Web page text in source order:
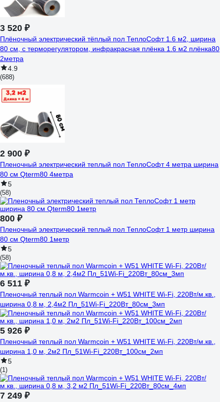
3 520 ₽
Плёночный электрический тёплый пол ТеплоСофт 1.6 м2, ширина
80 см, с терморегулятором, инфракрасная плёнка 1.6 м2 плёнка80
2метра
4.9
(688)
2 900 ₽
Пленочный электрический теплый пол ТеплоСофт 4 метра ширина
80 см Qterm80 4метра
5
(58)
800 ₽
Пленочный электрический теплый пол ТеплоСофт 1 метр ширина
80 см Qterm80 1метр
5
(58)
6 511 ₽
Пленочный теплый пол Warmcoin + W51 WHITE Wi-Fi, 220Вт/м.кв.,
ширина 0,8 м, 2,4м2 Пл_51Wi-Fi_220Вт_80см_3мп
5 926 ₽
Пленочный теплый пол Warmcoin + W51 WHITE Wi-Fi, 220Вт/м.кв.,
ширина 1,0 м, 2м2 Пл_51Wi-Fi_220Вт_100см_2мп
5
(1)
7 249 ₽